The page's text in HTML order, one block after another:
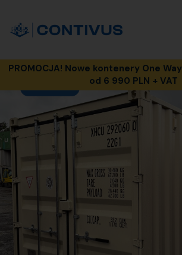
PROMOCJA! Nowe kontenery One
od 6 990 PLN + VAT